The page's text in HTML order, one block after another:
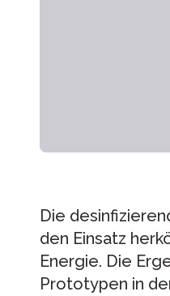
Die
den Einsatz
Energie. Die
Prototypen in